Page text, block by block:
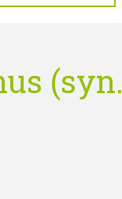
(syn.